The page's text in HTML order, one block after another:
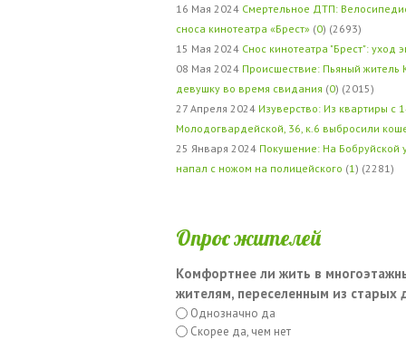
16 Мая 2024 Смертельное ДТП:
сноса кинотеатра «Брест» (0) (2693)
15 Мая 2024 Снос кинотеатра "Брест": уход
08 Мая 2024 Происшествие: Пьяный житель
девушку во время свидания (0) (2015)
27 Апреля 2024 Изуверство: Из квартиры с
Молодогвардейской, 36, к.6 выбросили
25 Января 2024 Покушение: На Бобруйской
напал с ножом на полицейского (1 ) (2281)
Опрос жителей
Комфортнее ли жить в
жителям, переселенным из старых
Однозначно да
Скорее да, чем нет